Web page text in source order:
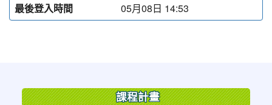
最後登入時間
05月08日 14:53
課程計畫